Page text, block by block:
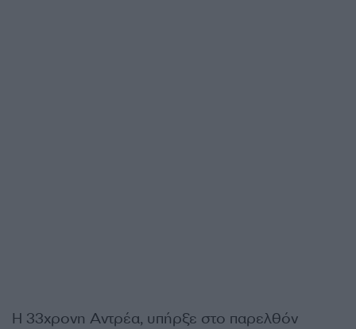
Η 33χρονη Αντρέα, υπήρξε στο παρελθόν